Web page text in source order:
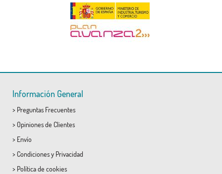
Información General
> Preguntas Frecuentes
> Opiniones de Clientes
> Envío
> Condicionesy Privacidad
> Política de cookies